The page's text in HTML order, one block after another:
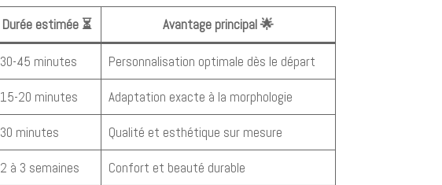
Durée estimée ⏳ Avantage principal 🌟
30-45 minutes Personnalisation optimale dès le départ
15-20 minutes Adaptation exacte à la morphologie
30 minutes Qualité et esthétique sur mesure
2 à 3 semaines Confort et beauté durable